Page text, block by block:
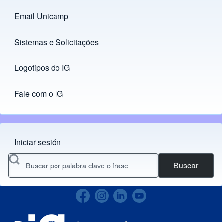
Links
Email Unicamp
(opens in new tab)
Sistemas e Solicitações
(opens in new tab)
Logotipos do IG
(opens in new tab)
Fale com o IG
Menu do usuário
Iniciar sesión
Buscar